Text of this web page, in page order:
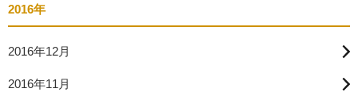
2016年
2016年12月
2016年11月